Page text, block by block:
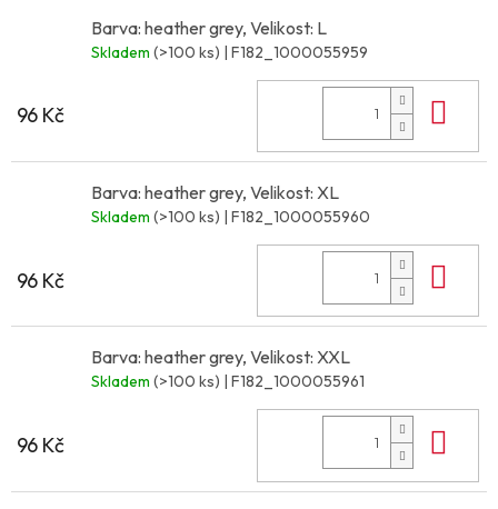
Barva: heather grey, Velikost: L
Skladem (>100 ks) | F182_1000055959
96 Kč
Barva: heather grey, Velikost: XL
Skladem (>100 ks) | F182_1000055960
96 Kč
Barva: heather grey, Velikost: XXL
Skladem (>100 ks) | F182_1000055961
96 Kč